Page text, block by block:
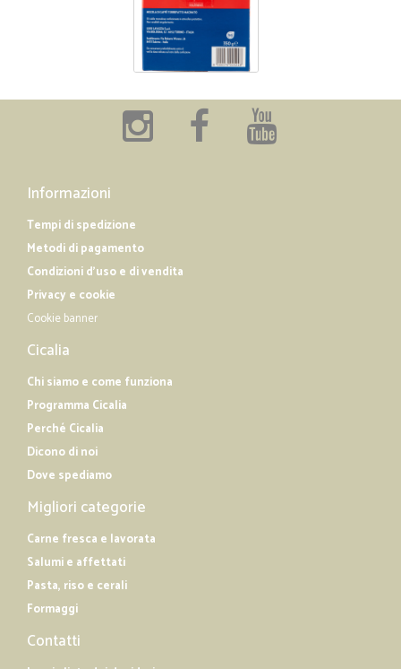
Informazioni
Tempi di spedizione
Metodi di pagamento
Condizioni d'uso e di vendita
Privacy e cookie
Cookie banner
Cicalia
Chi siamo e come funziona
Programma Cicalia
Perché Cicalia
Dicono di noi
Dove spediamo
Migliori categorie
Carne fresca e lavorata
Salumi e affettati
Pasta, riso e cerali
Formaggi
Contatti